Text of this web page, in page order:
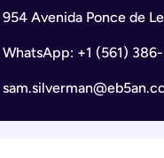
954 Avenida Ponce de
WhatsApp: +1 (561)